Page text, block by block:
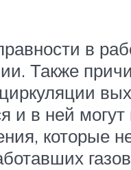
в
Также
и в ней
которые